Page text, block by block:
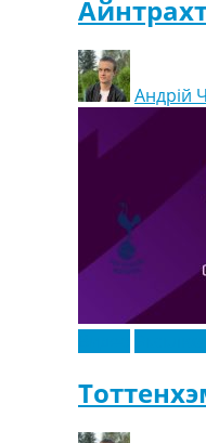
Андрій